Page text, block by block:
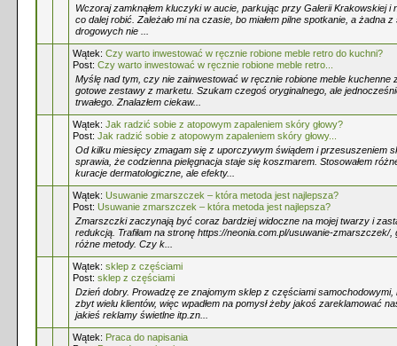
Wczoraj zamknąłem kluczyki w aucie, parkując przy Galerii Krakowskiej i
co dalej robić. Zależało mi na czasie, bo miałem pilne spotkanie, a żadna
drogowych nie ...
Wątek: Czy warto inwestować w ręcznie robione meble retro do kuchni?
Post: Czy warto inwestować w ręcznie robione meble retro...
Myślę nad tym, czy nie zainwestować w ręcznie robione meble kuchenne
gotowe zestawy z marketu. Szukam czegoś oryginalnego, ale
trwałego. Znalazłem ciekaw...
Wątek: Jak radzić sobie z atopowym zapaleniem skóry głowy?
Post: Jak radzić sobie z atopowym zapaleniem skóry głowy...
Od kilku miesięcy zmagam się z uporczywym świądem i przesuszeniem
sprawia, że codzienna pielęgnacja staje się koszmarem. Stosowałem
kuracje dermatologiczne, ale efekty...
Wątek: Usuwanie zmarszczek – która metoda jest najlepsza?
Post: Usuwanie zmarszczek – która metoda jest najlepsza?
Zmarszczki zaczynają być coraz bardziej widoczne na mojej twarzy i
redukcją. Trafiłam na stronę https://neonia.com.pl/usuwanie-zmarszczek/,
różne metody. Czy k...
Wątek: sklep z częściami
Post: sklep z częściami
Dzień dobry. Prowadzę ze znajomym sklep z częściami samochodowymi,
zbyt wielu klientów, więc wpadłem na pomysł żeby jakoś zareklamować
jakieś reklamy świetlne itp.zn...
Wątek: Praca do napisania